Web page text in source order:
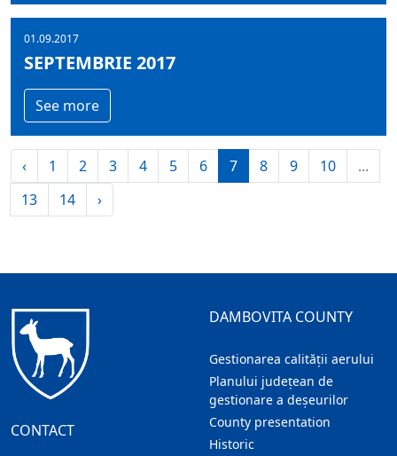
01.09.2017
SEPTEMBRIE 2017
See more
‹ 1 2 3 4 5 6 7 8 9 10
...
13
14 ›
CONTACT
DAMBOVITA COUNTY
Gestionarea calității aerului
Planului județean de
gestionare a deșeurilor
County presentation
Historic